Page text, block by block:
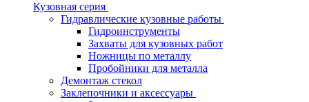
Кузовная серия
Гидравлические кузовные работы
Гидроинструменты
Захваты для кузовных работ
Ножницы по металлу
Пробойники для металла
Демонтаж стекол
Заклепочники и аксессуары